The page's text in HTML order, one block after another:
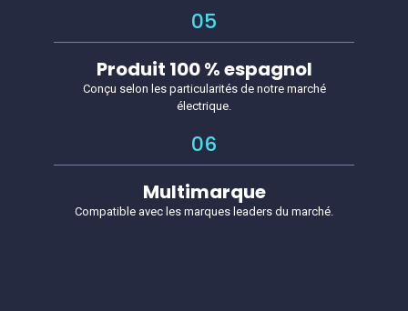
05
Produit 100 % espagnol
Conçu selon les particularités de notre marché
électrique.
06
Multimarque
Compatible avec les marques leaders du marché.